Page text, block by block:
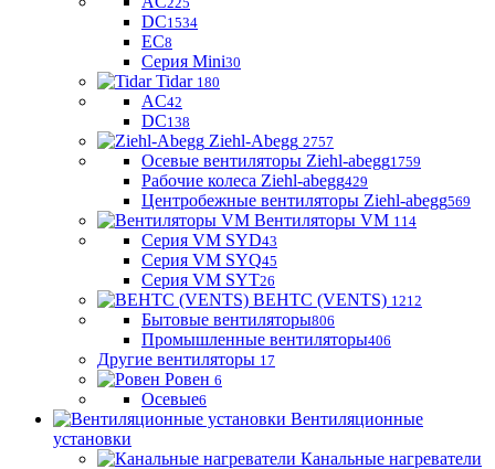
DC1534
EC8
Серия Mini30
Tidar 180
AC42
DC138
Ziehl-Abegg 2757
Осевые вентиляторы Ziehl-abegg1759
Рабочие колеса Ziehl-abegg429
Центробежные вентиляторы Ziehl-abegg569
Вентиляторы VM 114
Серия VM SYD43
Серия VM SYQ45
Серия VM SYT26
ВЕНТС (VENTS) 1212
Бытовые вентиляторы806
Промышленные вентиляторы406
Другие вентиляторы 17
Ровен 6
Осевые6
Вентиляционные
установки
Канальные нагреватели